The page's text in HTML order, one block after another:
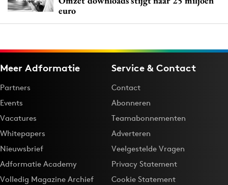
euro
Meer Adformatie
Partners
Events
Vacatures
Whitepapers
Nieuwsbrief
Adformatie Academy
Volledig Magazine Archief
Service & Contact
Contact
Abonneren
Teamabonnementen
Adverteren
Veelgestelde Vragen
Privacy Statement
Cookie Statement